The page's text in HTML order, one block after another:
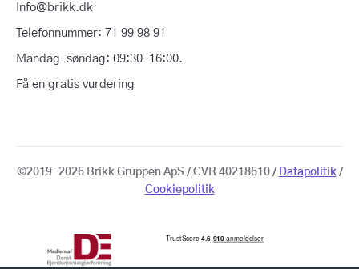
Info@brikk.dk
Telefonnummer: 71 99 98 91
Mandag-søndag: 09:30-16:00.
Få en gratis vurdering
©2019-2026 Brikk Gruppen ApS / CVR 40218610 / Datapolitik /
Cookiepolitik